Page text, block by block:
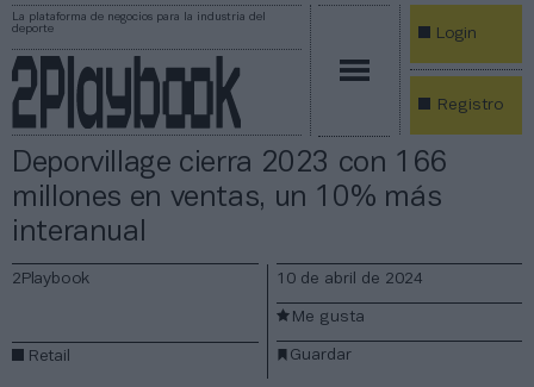
La plataforma de negocios para la industria del
deporte
Login
Registro
Deporvillage cierra 2023 con 166
millones en ventas, un 10% más
interanual
2Playbook
Retail
10 de abril de 2024
Guardar
Me gusta